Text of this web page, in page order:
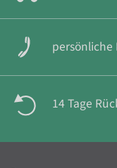
persönliche
14 Tage